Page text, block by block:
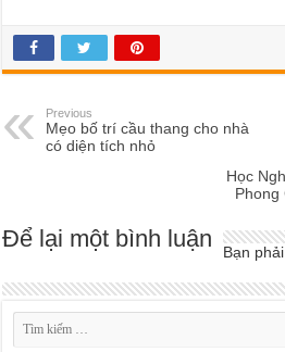
Previous
Mẹo bố trí cầu thang cho nhà
có diện tích nhỏ
Học
Để lại một bình luận Bạn